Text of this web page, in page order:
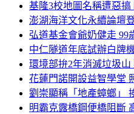
基隆3校地圖名稱遭惡
澎湖海洋文化永續論壇
弘道基金會爺奶健走 99
中仁隧道年底試辦白牌
環境部拚2年消滅垃圾
花蓮門諾開設益智學堂
劉崇顯稱「地產蟑螂」
明霸克露橋鋼便橋阻斷